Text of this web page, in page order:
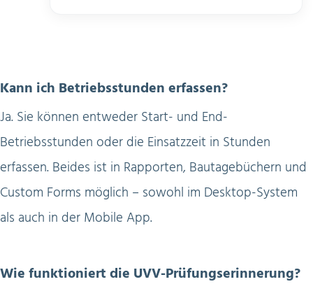
Kann ich Betriebsstunden erfassen?
Ja. Sie können entweder Start- und End-
Betriebsstunden oder die Einsatzzeit in Stunden
erfassen. Beides ist in Rapporten, Bautagebüchern und
Custom Forms möglich – sowohl im Desktop-System
als auch in der Mobile App.
Wie funktioniert die UVV-Prüfungserinnerung?